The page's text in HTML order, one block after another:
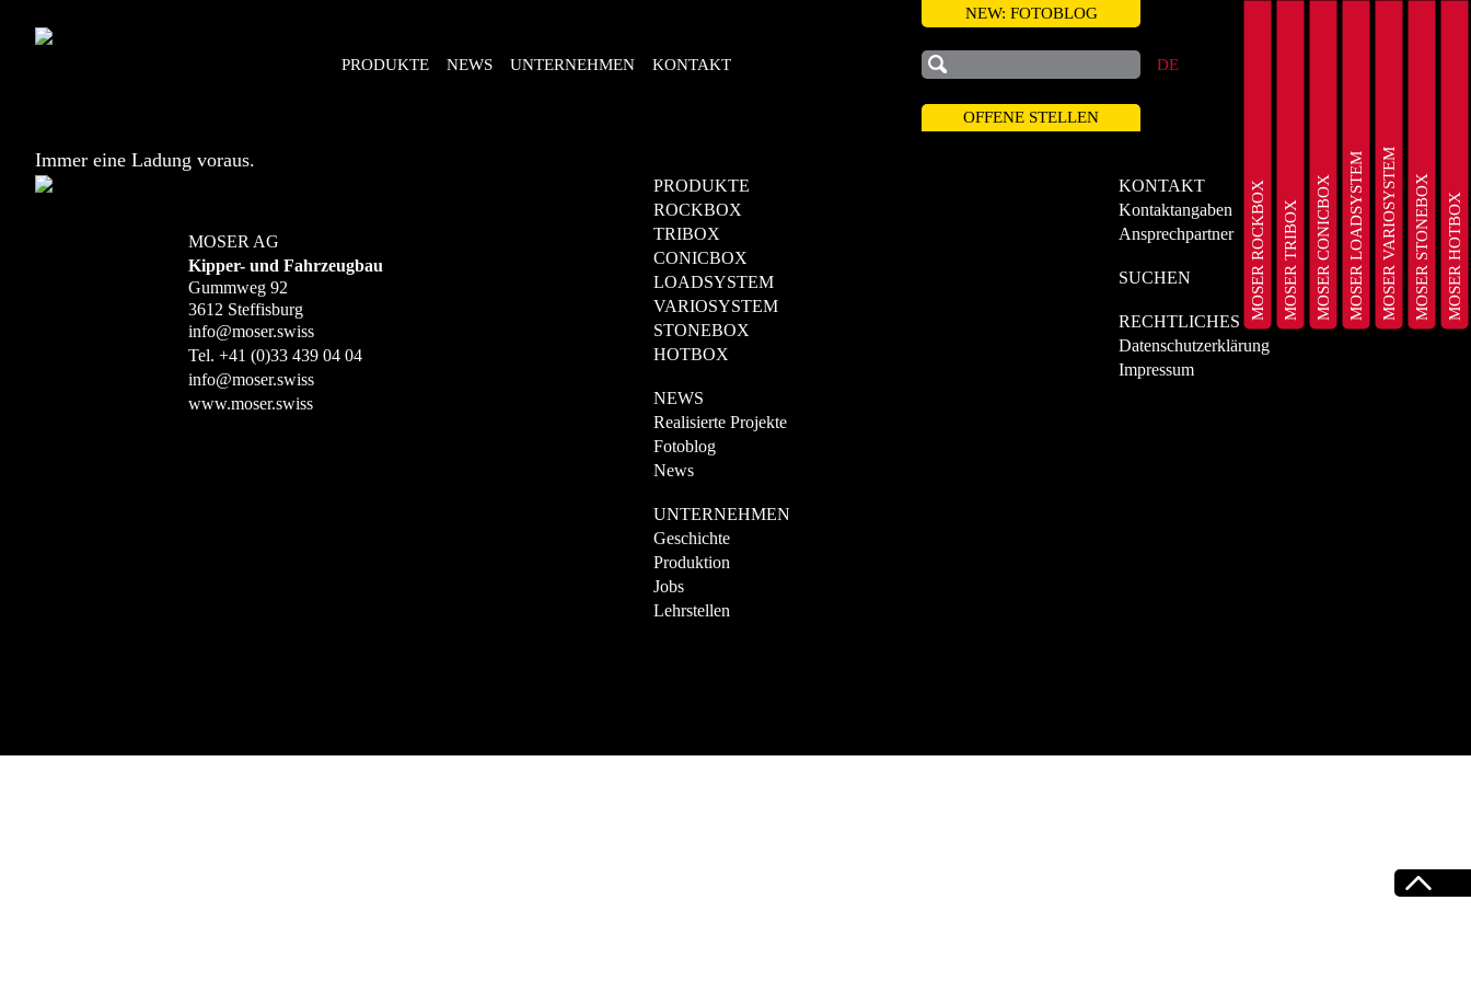
Immer eine Ladung voraus.
PRODUKTE NEWS UNTERNEHMEN KONTAKT DE
NEW: FOTOBLOG
OFFENE STELLEN
MOSER ROCKBOXMOSER TRIBOXMOSER CONICBOXMOSER LOADSYSTEMMOSER VARIOSYSTEMMOSER STONEBOXMOSER HOTBOX
MOSER AG
Kipper- und Fahrzeugbau
Gummweg 92
3612 Steffisburg
info@moser.swiss
Tel. +41 (0)33 439 04 04
info@moser.swiss
www.moser.swiss
PRODUKTE
ROCKBOX
TRIBOX
CONICBOX
LOADSYSTEM
VARIOSYSTEM
STONEBOX
HOTBOX
NEWS
Realisierte Projekte
Fotoblog
News
UNTERNEHMEN
Geschichte
Produktion
Jobs
Lehrstellen
KONTAKT
Kontaktangaben
Ansprechpartner
SUCHEN
RECHTLICHES
Datenschutzerklärung
Impressum